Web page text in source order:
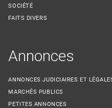
SOCIÉTÉ
FAITS DIVERS
Annonces
ANNONCES JUDICIAIRES ET
MARCHÉS PUBLICS
PETITES ANNONCES